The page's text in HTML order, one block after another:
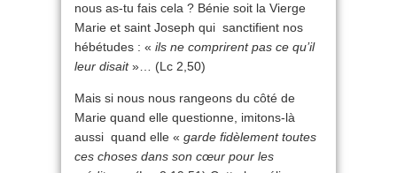
nous as-tu fais cela ? Bénie soit la Vierge
Marie et saint Joseph qui sanctifient nos
hébétudes : « ils ne comprirent pas ce qu’il
leur disait»… (Lc 2,50)
Mais si nous nous rangeons du côté de
Marie quand elle questionne, imitons-là
aussi quand elle « garde fidèlement toutes
ces choses dans son cœur pour les